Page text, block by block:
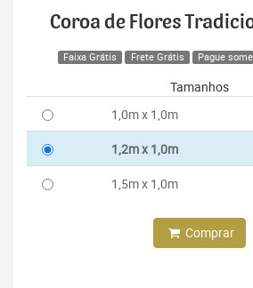
Coroa de Flores
Faixa Grátis Frete Grátis Pague
Tamanhos
1,0m x 1,0m
1,2m x 1,0m
1,5m x 1,0m
Comprar